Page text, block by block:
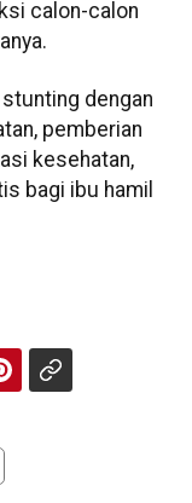
calon-calon
dengan
pemberian
kesehatan,
bagi ibu hamil